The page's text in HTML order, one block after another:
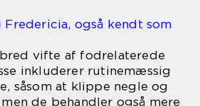
også kendt som
vifte af fodrelaterede
inkluderer rutinemæssig
såsom at klippe negle og
de behandler også mere